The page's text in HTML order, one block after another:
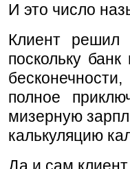
И это число
Клиент решил
поскольку
полное
мизерную
калькуляцию